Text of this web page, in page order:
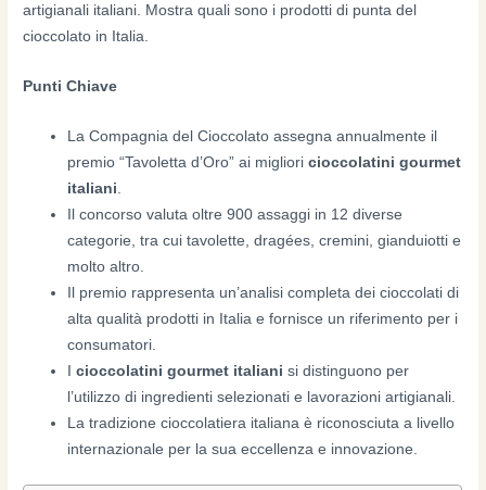
artigianali italiani. Mostra quali sono i prodotti di punta del
cioccolato in Italia.
Punti Chiave
La Compagnia del Cioccolato assegna annualmente il
premio “Tavoletta d’Oro” ai miglioricioccolatini gourmet
italiani
Il concorso valuta oltre 900 assaggi in 12 diverse
categorie, tra cui tavolette, dragées, cremini, gianduiotti e
molto altro.
Il premio rappresenta un’analisi completa dei cioccolati di
alta qualità prodotti in Italia e fornisce un riferimento per i
consumatori.
Icioccolatini gourmet italiani si distinguono per
l’utilizzo di ingredienti selezionati e lavorazioni artigianali.
La tradizione cioccolatiera italiana è riconosciuta a livello
internazionale per la sua eccellenza e innovazione.